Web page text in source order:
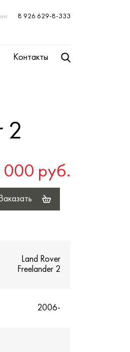
Контакты
8 926 629-8-333
2
000 руб.
Land Rover
Freelander 2
2006-